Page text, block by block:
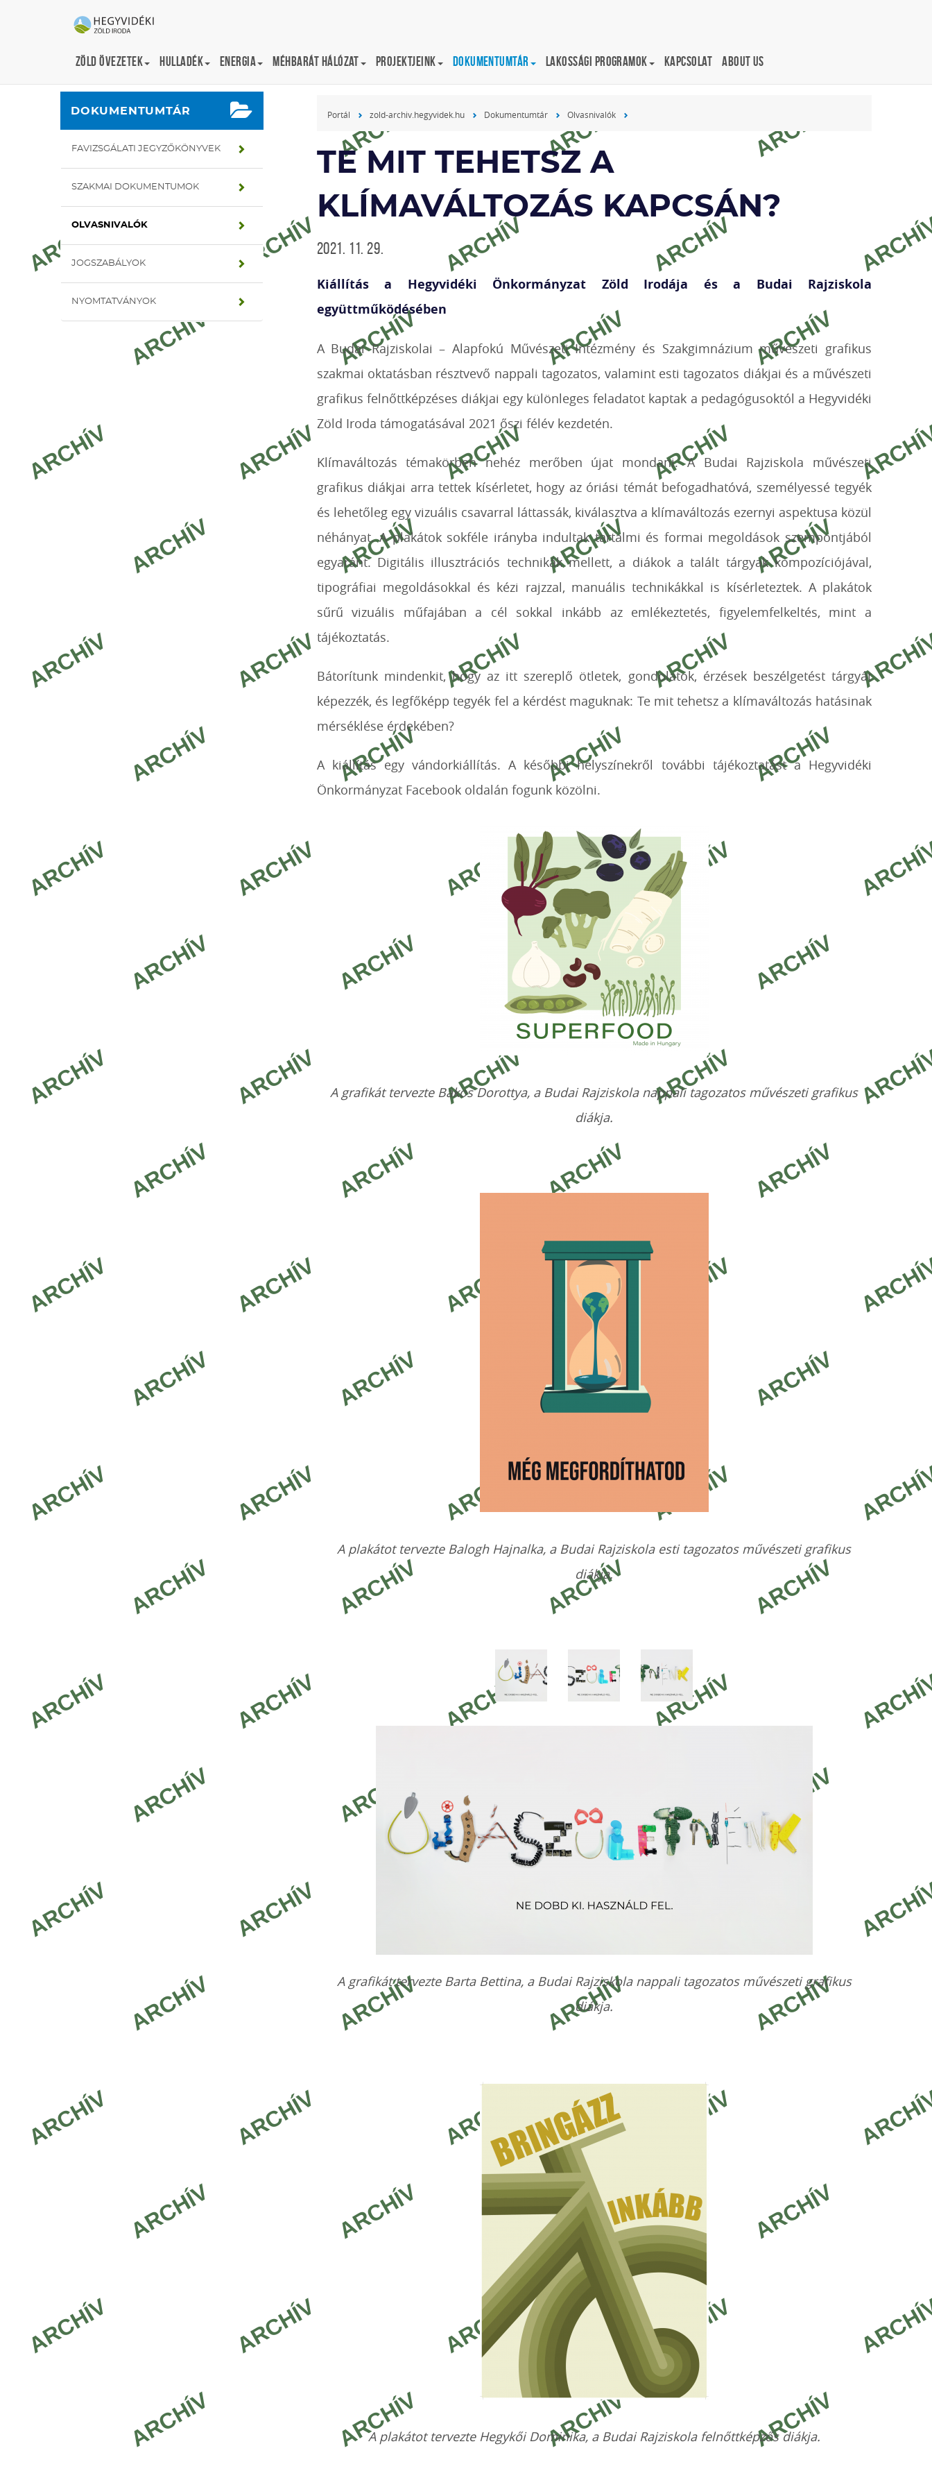
Zöld övezetek Hulladék Energia Méhbarát Hálózat Projektjeink Dokumentumtár Lakossági programok Kapcsolat About us
Portál zold-archiv.hegyvidek.hu Dokumentumtár Olvasnivalók
DOKUMENTUMTÁR
FAVIZSGÁLATI JEGYZŐKÖNYVEK
SZAKMAI DOKUMENTUMOK
OLVASNIVALÓK
JOGSZABÁLYOK
NYOMTATVÁNYOK
Portál zold-archiv.hegyvidek.hu Dokumentumtár Olvasnivalók
TE MIT TEHETSZ A
KLÍMAVÁLTOZÁS KAPCSÁN?
2021. 11. 29.
Kiállítás a Hegyvidéki Önkormányzat Zöld Irodája és a Budai Rajziskola
együttműködésében
A Budai Rajziskolai – Alapfokú Művészeti Intézmény és Szakgimnázium művészeti grafikus
szakmai oktatásban résztvevő nappali tagozatos, valamint esti tagozatos diákjai és a művészeti
grafikus felnőttképzéses diákjai egy különleges feladatot kaptak a pedagógusoktól a Hegyvidéki
Zöld Iroda támogatásával 2021 őszi félév kezdetén.
Klímaváltozás témakörben nehéz merőben újat mondani. A Budai Rajziskola művészeti
grafikus diákjai arra tettek kísérletet, hogy az óriási témát befogadhatóvá, személyessé tegyék
és lehetőleg egy vizuális csavarral láttassák, kiválasztva a klímaváltozás ezernyi aspektusa közül
néhányat. A plakátok sokféle irányba indultak tartalmi és formai megoldások szempontjából
egyaránt. Digitális illusztrációs technikák mellett, a diákok a talált tárgyak kompozíciójával,
tipográfiai megoldásokkal és kézi rajzzal, manuális technikákkal is kísérleteztek. A plakátok
sűrű vizuális műfajában a cél sokkal inkább az emlékeztetés, figyelemfelkeltés, mint a
tájékoztatás.
Bátorítunk mindenkit, hogy az itt szereplő ötletek, gondolatok, érzések beszélgetést tárgyát
képezzék, és legfőképp tegyék fel a kérdést maguknak: Te mit tehetsz a klímaváltozás hatásinak
mérséklése érdekében?
A kiállítás egy vándorkiállítás. A későbbi helyszínekről további tájékoztatást a Hegyvidéki
Önkormányzat Facebook oldalán fogunk közölni.
A grafikát tervezte Bakos Dorottya, a Budai Rajziskola nappali tagozatos művészeti grafikus
diákja.
A plakátot tervezte Balogh Hajnalka, a Budai Rajziskola esti tagozatos művészeti grafikus
diákja.
A grafikát tervezte Barta Bettina, a Budai Rajziskola nappali tagozatos művészeti grafikus
diákja.
A plakátot tervezte Hegykői Dominika, a Budai Rajziskola felnőttképzős diákja.